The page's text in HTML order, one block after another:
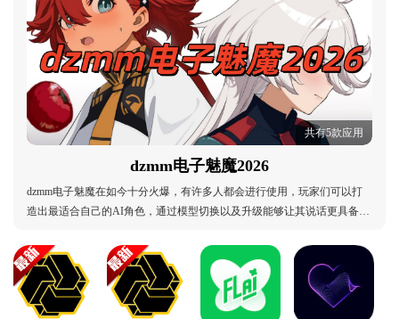
共有5款应用
dzmm电子魅魔2026
dzmm电子魅魔在如今十分火爆，有许多人都会进行使用，玩家们可以打
造出最适合自己的AI角色，通过模型切换以及升级能够让其说话更具备人
都会对你回应哦，感兴趣的话来本站看看吧。dzmm电子魅魔2026：dzmm
电子魅魔2026大全、dzmm电子魅魔2026合集、dzmm电子